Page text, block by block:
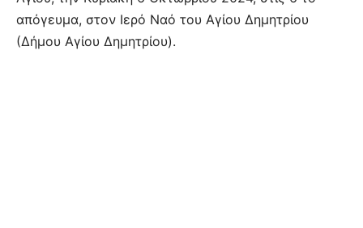
απόγευμα, στον Ιερό Ναό του Αγίου Δημητρίου
(Δήμου Αγίου Δημητρίου).